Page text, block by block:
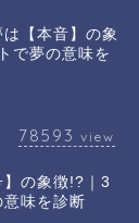
【本音】の象
で夢の意味を
78593 view
の象徴!?｜3
味を診断